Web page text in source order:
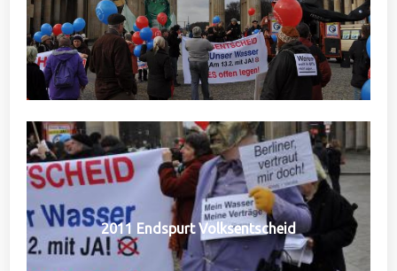
2011 Endspurt Volksentscheid